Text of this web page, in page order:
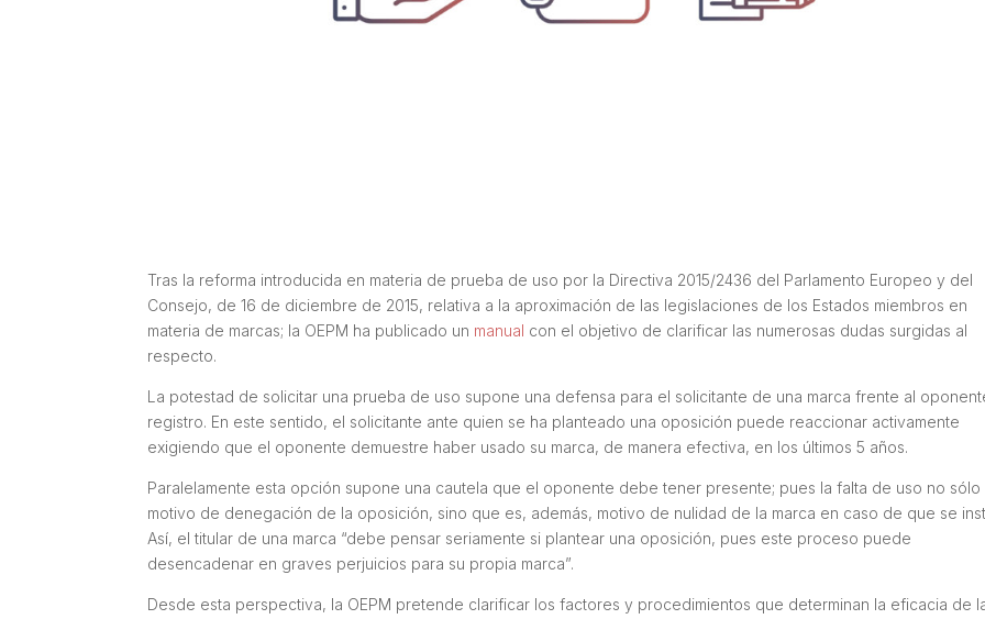
Tras la reforma introducida en materia de prueba de uso por la Directiva 2015/2436 del Parlamento Europeo y del
Consejo, de 16 de diciembre de 2015, relativa a la aproximación de las legislaciones de los Estados miembros en
materia de marcas; la OEPM ha publicado un manual con el objetivo de clarificar las numerosas dudas surgidas al
respecto.
La potestad de solicitar una prueba de uso supone una defensa para el solicitante de una marca frente al
registro. En este sentido, el solicitante ante quien se ha planteado una oposición puede reaccionar activamente
exigiendo que el oponente demuestre haber usado su marca, de manera efectiva, en los últimos 5 años.
Paralelamente esta opción supone una cautela que el oponente debe tener presente; pues la falta de uso no sólo
motivo de denegación de la oposición, sino que es, además, motivo de nulidad de la marca en caso de que se
Así, el titular de una marca “debe pensar seriamente si plantear una oposición, pues este proceso puede
desencadenar en graves perjuicios para su propia marca”.
Desde esta perspectiva, la OEPM pretende clarificar los factores y procedimientos que determinan la eficacia de